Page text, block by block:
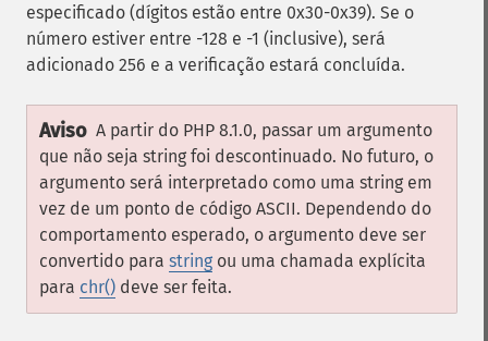
especificado (dígitos estão entre 0x30-0x39). Se o
número estiver entre -128 e -1 (inclusive), será
adicionado 256 e a verificação estará concluída.
Aviso A partir do PHP 8.1.0, passar um argumento
que não seja string foi descontinuado. No futuro, o
argumento será interpretado como uma string em
vez de um ponto de código ASCII. Dependendo do
comportamento esperado, o argumento deve ser
convertido para string ou uma chamada explícita
para chr() deve ser feita.